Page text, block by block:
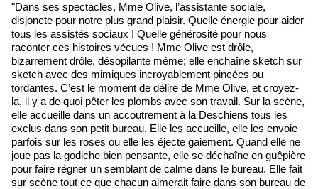
"Dans ses spectacles, Mme Olive, l’assistante sociale,
disjoncte pour notre plus grand plaisir. Quelle énergie pour aider
tous les assistés sociaux ! Quelle générosité pour nous
raconter ces histoires vécues ! Mme Olive est drôle,
bizarrement drôle, désopilante même; elle enchaîne sketch sur
sketch avec des mimiques incroyablement pincées ou
tordantes. C’est le moment de délire de Mme Olive, et croyez-
la, il y a de quoi pêter les plombs avec son travail. Sur la scène,
elle accueille dans un accoutrement à la Deschiens tous les
exclus dans son petit bureau. Elle les accueille, elle les envoie
parfois sur les roses ou elle les éjecte gaiement. Quand elle ne
joue pas la godiche bien pensante, elle se déchaîne en guêpière
pour faire régner un semblant de calme dans le bureau. Elle fait
sur scène tout ce que chacun aimerait faire dans son bureau de